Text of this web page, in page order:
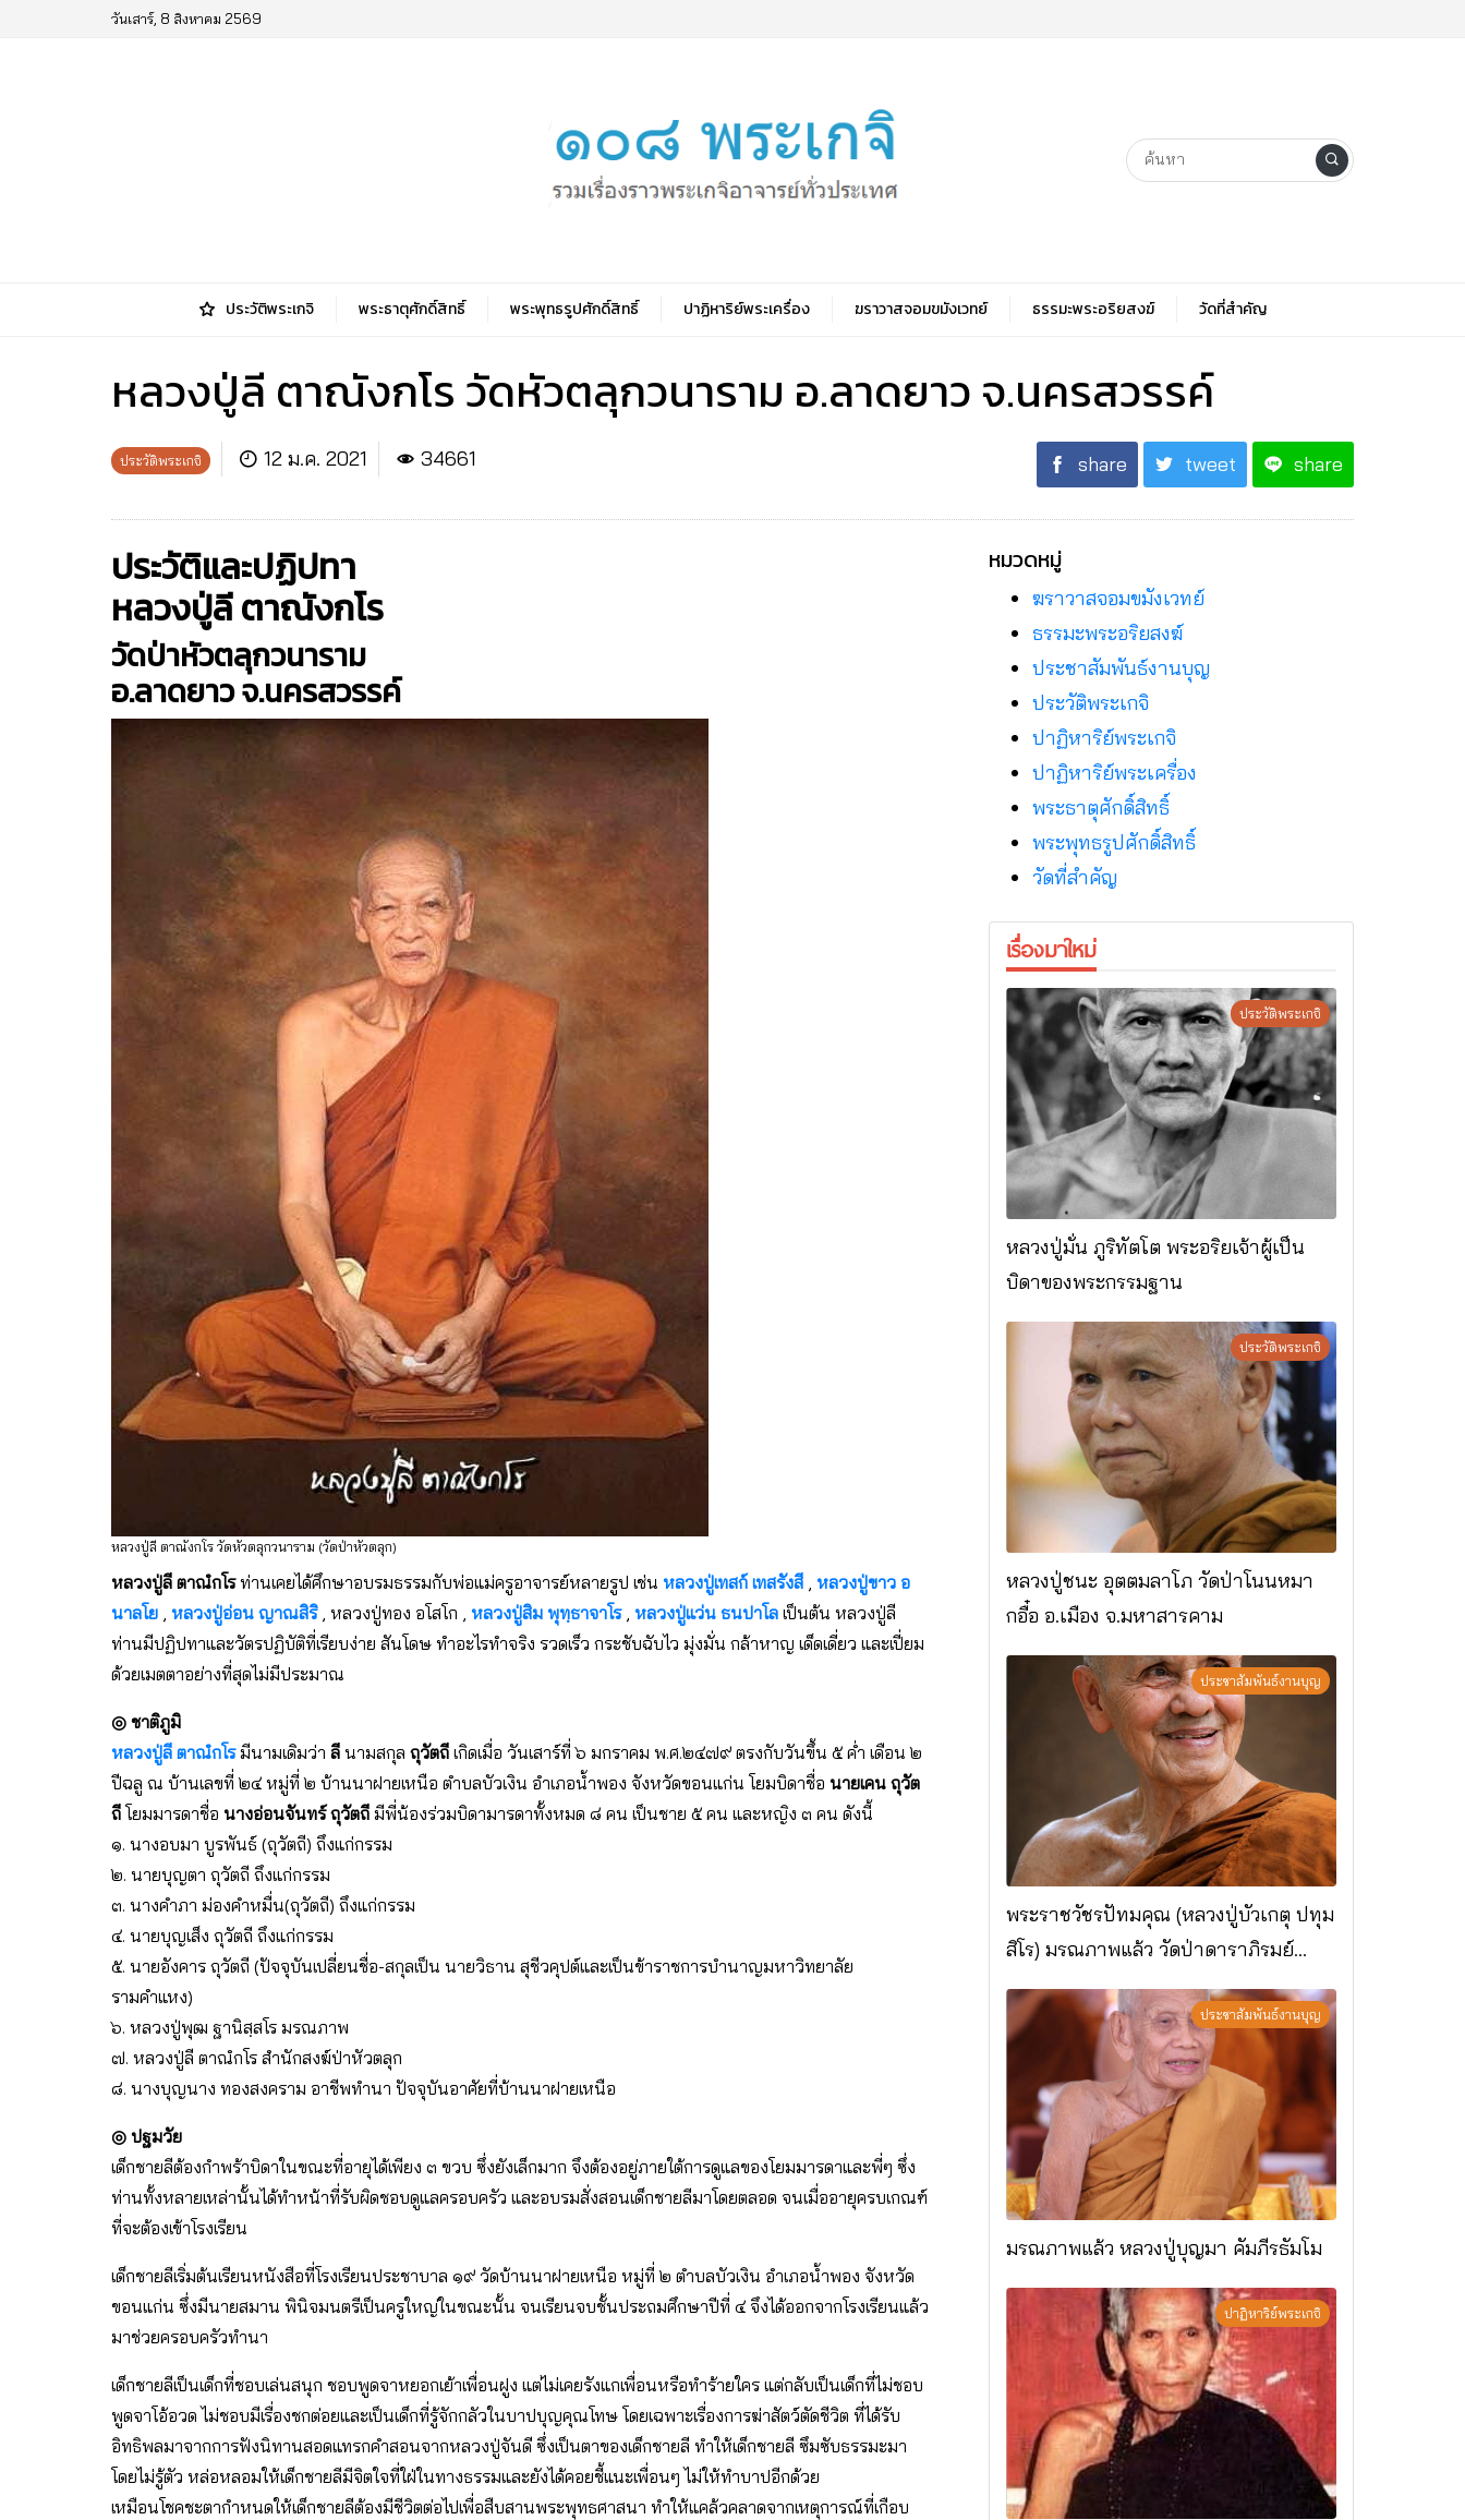
วันเสาร์, 8 สิงหาคม 2569
ประวัติพระเกจิ พระธาตุศักดิ์สิทธิ์ พระพุทธรูปศักดิ์สิทธิ์ ปาฏิหาริย์พระเครื่อง ฆราวาสจอมขมังเวทย์ ธรรมะพระอริยสงฆ์ วัดที่สําคัญ
หลวงปู่ลี ตาณังกโร วัดหัวตลุกวนาราม อ.ลาดยาว จ.นครสวรรค์
ประวัติพระเกจิ 12 ม.ค. 2021 34661 share tweet share
ประวัติและปฏิปทา
หลวงปู่ลี ตาณังกโร
วัดป่าหัวตลุกวนาราม
อ.ลาดยาว จ.นครสวรรค์
หลวงปู่ลี ตาณังกโร วัดหัวตลุกวนาราม (วัดป่าหัวตลุก)
หลวงปู่ลี ตาณํกโรท่านเคยได้ศึกษาอบรมธรรมกับพ่อแม่ครูอาจารย์หลายรูป เช่น หลวงปู่เทสก์ เทสรังสี หลวงปู่ขาว อ
นาลโย หลวงปู่อ่อน ญาณสิริ, หลวงปู่ทอง อโสโก , หลวงปู่สิม พุทฺธาจาโร, หลวงปู่แว่น ธนปาโล เป็นต้น หลวงปู่ลี
ท่านมีปฏิปทาและวัตรปฏิบัติที่เรียบง่าย สันโดษ ทำอะไรทำจริง รวดเร็ว กระชับฉับไว มุ่งมั่น กล้าหาญ เด็ดเดี่ยว และเปี่ยม
ด้วยเมตตาอย่างที่สุดไม่มีประมาณ
◎ ชาติภูมิ
หลวงปู่ลี ตาณํกโรมีนามเดิมว่า ลี นามสกุล ถุวัตถี เกิดเมื่อ วันเสาร์ที่ ๖ มกราคม พ.ศ.๒๔๗๙ ตรงกับวันขึ้น ๕ ค่ำ เดือน ๒
ปีฉลู ณ บ้านเลขที่ ๒๔ หมู่ที่ ๒ บ้านนาฝายเหนือ ตำบลบัวเงิน อำเภอน้ำพอง จังหวัดขอนแก่น โยมบิดาชื่อ นายเคน ถุวัต
ถี โยมมารดาชื่อ นางอ่อนจันทร์ ถุวัตถี มีพี่น้องร่วมบิดามารดาทั้งหมด ๘ คน เป็นชาย ๕ คน และหญิง ๓ คน ดังนี้
๑. นางอบมา บูรพันธ์ (ถุวัตถี) ถึงแก่กรรม
๒. นายบุญตา ถุวัตถี ถึงแก่กรรม
๓. นางคำภา ม่องคำหมื่น(ถุวัตถี) ถึงแก่กรรม
๔. นายบุญเส็ง ถุวัตถี ถึงแก่กรรม
๕. นายอังคาร ถุวัตถี (ปัจจุบันเปลี่ยนชื่อ-สกุลเป็น นายวิธาน สุชีวคุปต์และเป็นข้าราชการบำนาญมหาวิทยาลัย
รามคำแหง)
๖. หลวงปู่พุฒ ฐานิสฺสโร มรณภาพ
๗. หลวงปู่ลี ตาณํกโร สำนักสงฆ์ป่าหัวตลุก
๘. นางบุญนาง ทองสงคราม อาชีพทำนา ปัจจุบันอาศัยที่บ้านนาฝายเหนือ
◎ ปฐมวัย
เด็กชายลีต้องกำพร้าบิดาในขณะที่อายุได้เพียง ๓ ขวบ ซึ่งยังเล็กมาก จึงต้องอยู่ภายใต้การดูแลของโยมมารดาและพี่ๆ ซึ่ง
ท่านทั้งหลายเหล่านั้นได้ทำหน้าที่รับผิดชอบดูแลครอบครัว และอบรมสั่งสอนเด็กชายลีมาโดยตลอด จนเมื่ออายุครบเกณฑ์
ที่จะต้องเข้าโรงเรียน
เด็กชายลีเริ่มต้นเรียนหนังสือที่โรงเรียนประชาบาล ๑๙ วัดบ้านนาฝายเหนือ หมู่ที่ ๒ ตำบลบัวเงิน อำเภอน้ำพอง จังหวัด
ขอนแก่น ซึ่งมีนายสมาน พินิจมนตรีเป็นครูใหญ่ในขณะนั้น จนเรียนจบชั้นประถมศึกษาปีที่ ๔ จึงได้ออกจากโรงเรียนแล้ว
มาช่วยครอบครัวทำนา
เด็กชายลีเป็นเด็กที่ชอบเล่นสนุก ชอบพูดจาหยอกเย้าเพื่อนฝูง แต่ไม่เคยรังแกเพื่อนหรือทำร้ายใคร แต่กลับเป็นเด็กที่ไม่ชอบ
พูดจาโอ้อวด ไม่ชอบมีเรื่องชกต่อยและเป็นเด็กที่รู้จักกลัวในบาปบุญคุณโทษ โดยเฉพาะเรื่องการฆ่าสัตว์ตัดชีวิต ที่ได้รับ
อิทธิพลมาจากการฟังนิทานสอดแทรกคำสอนจากหลวงปู่จันดี ซึ่งเป็นตาของเด็กชายลี ทำให้เด็กชายลี ซึมซับธรรมะมา
โดยไม่รู้ตัว หล่อหลอมให้เด็กชายลีมีจิตใจที่ใฝ่ในทางธรรมและยังได้คอยชี้แนะเพื่อนๆ ไม่ให้ทำบาปอีกด้วย
เหมือนโชคชะตากำหนดให้เด็กชายลีต้องมีชีวิตต่อไปเพื่อสืบสานพระพุทธศาสนา ทำให้แคล้วคลาดจากเหตุการณ์ที่เกือบ
หมวดหมู่
ฆราวาสจอมขมังเวทย์
ธรรมะพระอริยสงฆ์
ประชาสัมพันธ์งานบุญ
ประวัติพระเกจิ
ปาฏิหาริย์พระเกจิ
ปาฏิหาริย์พระเครื่อง
พระธาตุศักดิ์สิทธิ์
พระพุทธรูปศักดิ์สิทธิ์
วัดที่สําคัญ
เรื่องมาใหม่
ประวัติพระเกจิ
หลวงปู่มั่น ภูริทัตโต พระอริยเจ้าผู้เป็น
บิดาของพระกรรมฐาน
ประวัติพระเกจิ
หลวงปู่ชนะ อุตตมลาโภ วัดป่าโนนหมา
กอื๋อ อ.เมือง จ.มหาสารคาม
ประชาสัมพันธ์งานบุญ
พระราชวัชรปัทมคุณ (หลวงปู่บัวเกตุ ปทุม
สิโร) มรณภาพแล้ว วัดป่าดาราภิรมย์
อ.แม่ริม จ.เชียงใหม่
ประชาสัมพันธ์งานบุญ
มรณภาพแล้ว หลวงปู่บุญมา คัมภีรธัมโม
ปาฏิหาริย์พระเกจิ